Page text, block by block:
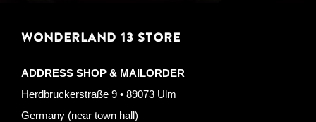
WONDERLAND 13 STORE
ADDRESS SHOP & MAILORDER
Herdbruckerstraße 9 • 89073 Ulm
Germany (near town hall)